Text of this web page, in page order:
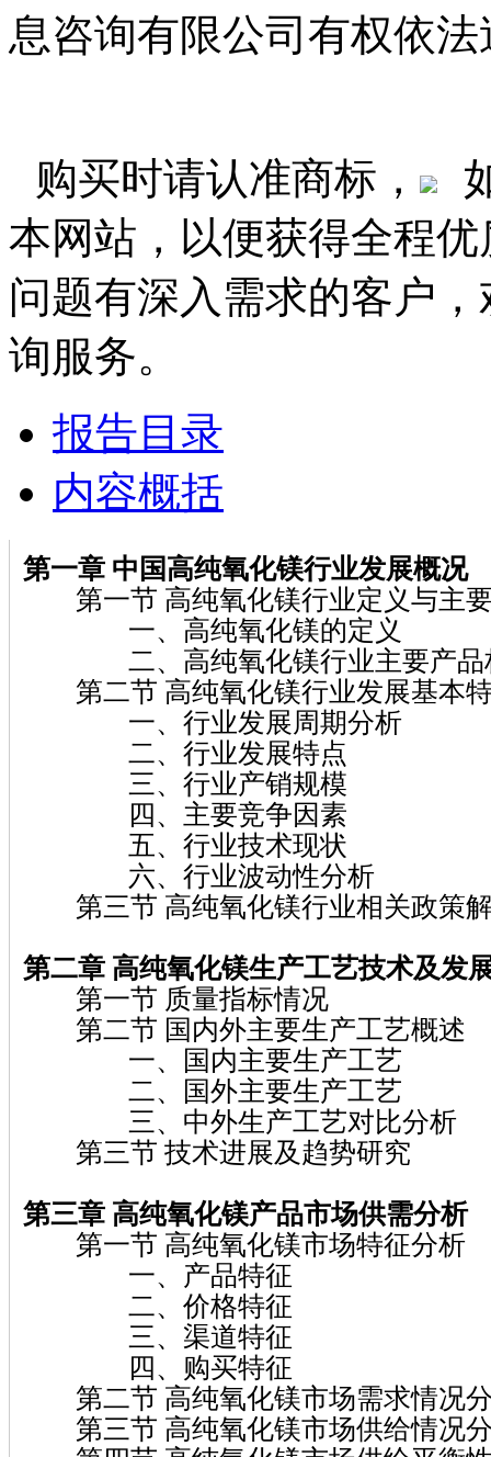
息咨询有限公司有权依
购买时请认准商标，
本网站，以便获得全程
问题有深入需求的客户
询服务。
报告目录
内容概括
第一章 中国高纯氧化镁行业发展概况
第一节 高纯氧化镁行业定义与主
一、高纯氧化镁的定义
二、高纯氧化镁行业主要产品
第二节 高纯氧化镁行业发展基本
一、行业发展周期分析
二、行业发展特点
三、行业产销规模
四、主要竞争因素
五、行业技术现状
六、行业波动性分析
第三节 高纯氧化镁行业相关政策
第二章 高纯氧化镁生产工艺技术及发
第一节 质量指标情况
第二节 国内外主要生产工艺概述
一、国内主要生产工艺
二、国外主要生产工艺
三、中外生产工艺对比分析
第三节 技术进展及趋势研究
第三章 高纯氧化镁产品市场供需分析
第一节 高纯氧化镁市场特征分析
一、产品特征
二、价格特征
三、渠道特征
四、购买特征
第二节 高纯氧化镁市场需求情况
第三节 高纯氧化镁市场供给情况